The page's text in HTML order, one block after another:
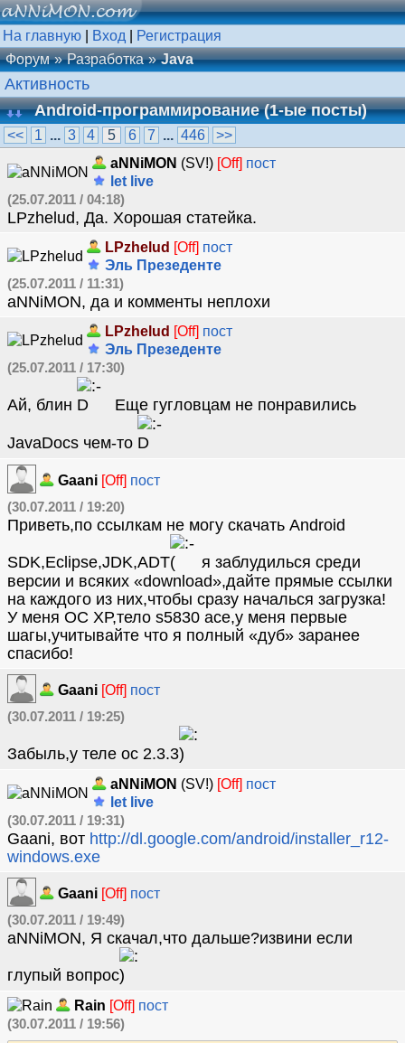
На главную Вход
Регистрация
Форум
Разработка Java
Активность
Android-программирование (1-ые посты)
<< 1 ... 3 4 5 6 7 ... 446
>>
aNNiMON (SV!) [Off] пост
let live
(25.07.2011 / 04:18)
LPzhelud, Да. Хорошая статейка.
LPzhelud [Off] пост
Эль Презеденте
(25.07.2011 / 11:31)
aNNiMON, да и комменты неплохи
LPzhelud [Off] пост
Эль Презеденте
(25.07.2011 / 17:30)
Ай, блин Еще гугловцам не понравились
JavaDocs чем-то
Gaani [Off] пост
(30.07.2011 / 19:20)
Приветь,по ссылкам не могу скачать Android
SDK,Eclipse,JDK,ADT
я заблудилься среди
версии и всяких «download»,дайте прямые ссылки
на каждого из них,чтобы сразу началься загрузка!
У меня ОС ХР,тело s5830 ace,у меня первые
шагы,учитывайте что я полный «дуб» заранее
спасибо!
Gaani [Off] пост
(30.07.2011 / 19:25)
Забыль,у теле ос 2.3.3
aNNiMON (SV!) [Off] пост
let live
(30.07.2011 / 19:31)
Gaani, вот http://dl.google.com/android/installer_r12-
windows.exe
Gaani [Off] пост
(30.07.2011 / 19:49)
aNNiMON, Я скачал,что дальше?извини если
глупый вопрос
Rain [Off] пост
(30.07.2011 / 19:56)